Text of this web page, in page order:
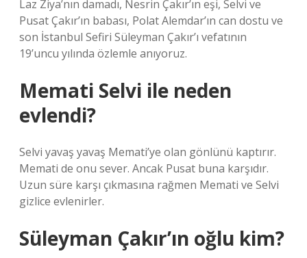
Laz Ziya’nın damadı, Nesrin Çakır’ın eşi, Selvi ve
Pusat Çakır’ın babası, Polat Alemdar’ın can dostu ve
son İstanbul Sefiri Süleyman Çakır’ı vefatının
19’uncu yılında özlemle anıyoruz.
Memati Selvi ile neden
evlendi?
Selvi yavaş yavaş Memati’ye olan gönlünü kaptırır.
Memati de onu sever. Ancak Pusat buna karşıdır.
Uzun süre karşı çıkmasına rağmen Memati ve Selvi
gizlice evlenirler.
Süleyman Çakır’ın oğlu kim?